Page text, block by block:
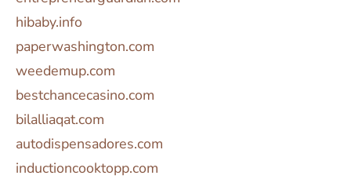
hibaby.info
paperwashington.com
weedemup.com
bestchancecasino.com
bilalliaqat.com
autodispensadores.com
inductioncooktopp.com